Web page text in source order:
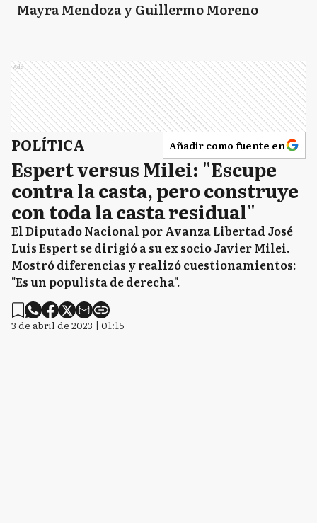
Mayra Mendoza y Guillermo Moreno
Ads
POLÍTICA Añadir como fuente en
Espert versus Milei: "Escupe
contra la casta, pero construye
con toda la casta residual"
El Diputado Nacional por Avanza Libertad José
Luis Espert se dirigió a su ex socio Javier Milei.
Mostró diferencias y realizó cuestionamientos:
"Es un populista de derecha".
3 de abril de 2023 | 01:15